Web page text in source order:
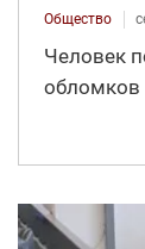
Общество
Человек